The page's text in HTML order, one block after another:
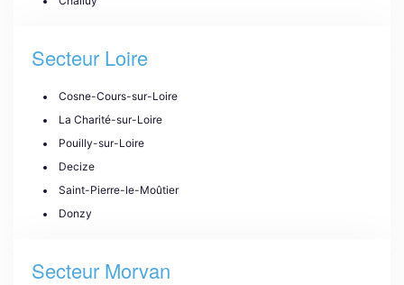
Secteur Loire
Cosne-Cours-sur-Loire
La Charité-sur-Loire
Pouilly-sur-Loire
Decize
Saint-Pierre-le-Moûtier
Donzy
Secteur Morvan